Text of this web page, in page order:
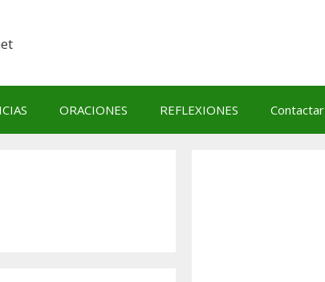
ORACIONES REFLEXIONES Contactar